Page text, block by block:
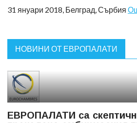
31 януари 2018, Белград, Сърбия
НОВИНИ ОТ ЕВРОПАЛАТИ
ЕВРОПАЛАТИ са